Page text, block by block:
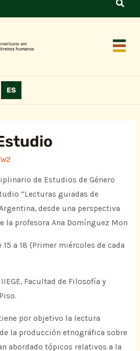
ES
de Estudios de Género
“Lecturas guiadas de
desde una perspectiva
la profesora Ana Domínguez Mon
a 18 (Primer miércoles de cada
Facultad de Filosofía y
por objetivo la lectura
la producción etnográfica sobre
abordado tópicos relativos a la